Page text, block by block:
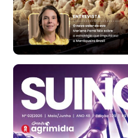
Bastos (SP)
R$ 146,71
cx
Frango - Indicador
R$ 7,13
kg
Frango - Indicador
SP